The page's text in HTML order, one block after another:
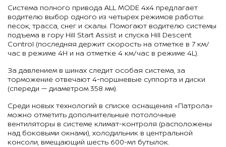
Система полного привода ALL MODE 4x4 предлагает
водителю выбор одного из четырех режимов работы:
песок, трасса, снег и скалы. Помогают водителю системы
подъема в гору Hill Start Assist и спуска Hill Descent
Control (последняя держит скорость на отметке в 7 км/
час в режиме 4H и на отметке 4 км/час в режиме 4L).
За давлением в шинах следит особая система, за
торможение отвечают 4-поршневые суппорта и диски
(спереди — диаметром 358 мм).
Среди новых технологий в списке оснащения «Патрола»
можно отметить дополнительные потолочные
вентиляторы в системе климат-контроля (расположены
над боковыми окнами), холодильник в центральной
консоли, вмещающий шесть 600-мл бутылок.